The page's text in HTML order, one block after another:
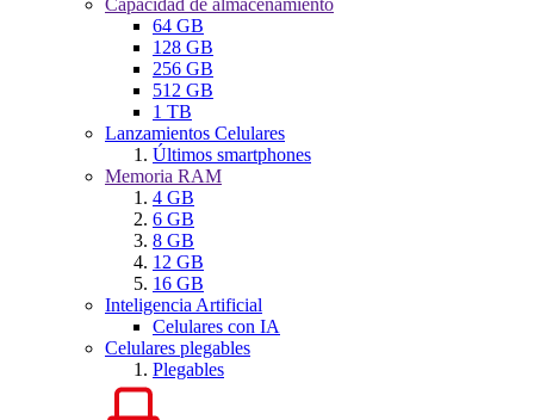
64 GB
128 GB
256 GB
512 GB
1 TB
Lanzamientos Celulares
Últimos smartphones
Memoria RAM
4 GB
6 GB
8 GB
12 GB
16 GB
Inteligencia Artificial
Celulares con IA
Celulares plegables
Plegables